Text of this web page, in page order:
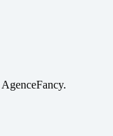
AgenceFancy.